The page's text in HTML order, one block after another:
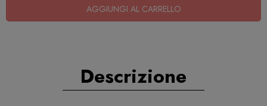
AGGIUNGI AL CARRELLO
Descrizione